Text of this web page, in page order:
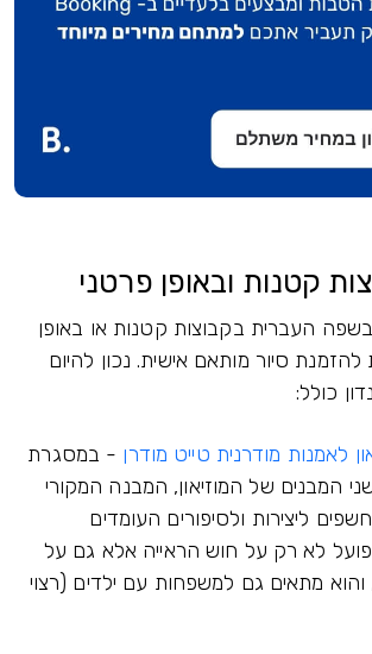
קטנות ובאופן פרטני
בשפה העברית בקבוצות קטנות או באופן
סיור מותאם אישית. נכון להיום
כולל:
לאמנות מודרנית טייט מודרן - במסגרת
המבנים של המוזיאון, המבנה המקורי
ליצירות ולסיפורים העומדים
פועל לא רק על חוש הראייה אלא גם על
מתאים גם למשפחות עם ילדים (רצוי